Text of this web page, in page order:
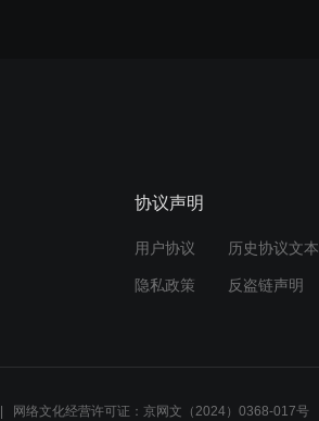
协议声明
用户协议 历史协议文本
隐私政策 反盗链声明
网络文化经营许可证：京网文（2024）0368-017号